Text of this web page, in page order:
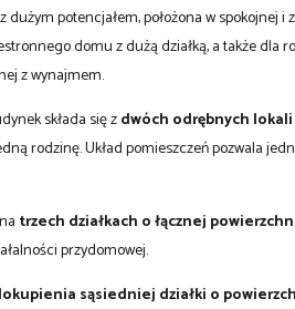
potencjałem, położona w spokojnej i
domu z dużą działką, a także dla
z wynajmem.
składa się zdwóch odrębnych
rodzinę. Układ pomieszczeń pozwala
trzech działkach o łącznej
przydomowej.
sąsiedniej działki o